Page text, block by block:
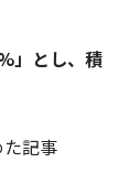
」とし、積
記事